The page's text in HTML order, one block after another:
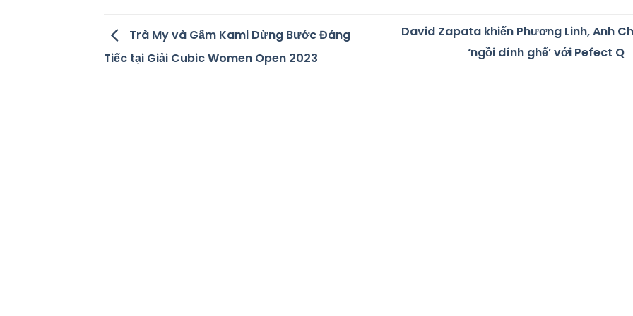
Trà My và Gấm Kami Dừng Bước Đáng
Tiếc tại Giải Cubic Women Open 2023
David Zapata khiến Phương Linh, Anh
‘ngồi dính ghế’ với Pefect Q